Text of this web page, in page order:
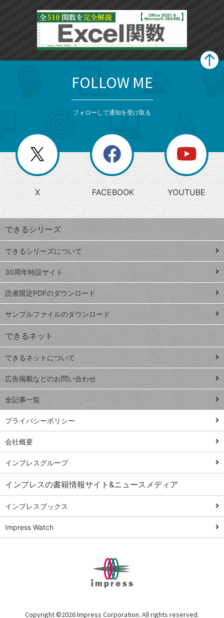
じ
る
search
検
索
上
昇
ワ
ー
ド
Google
スプレ
ッドシ
ート
iPhone
VLOOKUP
close
閉じ
る
閉
じ
る
ー
か
ら
探
す
ト
ッ
プ
ペ
ジ
連載
Excel Q&A
トイアンナ流仕
事術
PowerAutomate
ではじめる業務
の完全自動化
AI議事録作成術
Windows 11
Q&A
Teams踏み込み
活用術
Excel講師の仕事
術
俺のメルカリ
FOLLOW ME
フォローして通知を受け取る
X FACEBOOK YOUTUBE
できるシリーズ
できるシリーズについて
30周年特設サイト
読者限定PDFのダウンロード
サンプルファイルのダウンロード
できるネット
できるネットについて
広告掲載などのお問い合わせ
全記事一覧
プライバシーポリシー
会社概要
インプレスグループ
インプレスの書籍情報サイト&ニュースメディア
インプレスブックス
Impress Watch
Copyright ©2026 Impress Corporation. All rights reserved.